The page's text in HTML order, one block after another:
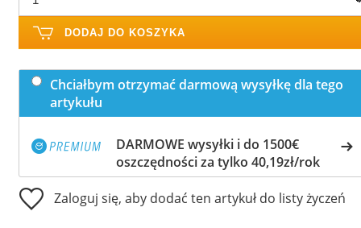
DODAJ DO KOSZYKA
Chciałbym otrzymać darmową wysyłkę dla tego
artykułu
DARMOWE wysyłki i do 1500€
oszczędności za tylko 40,19zł/rok
Zaloguj się, aby dodać ten artykuł do listy życzeń